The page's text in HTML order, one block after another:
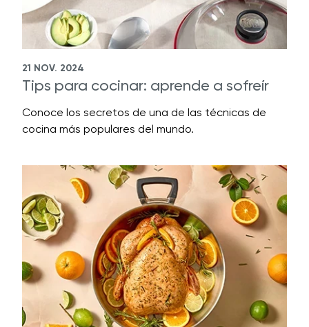
21 NOV. 2024
Tips para cocinar: aprende a sofreír
Conoce los secretos de una de las técnicas de
cocina más populares del mundo.